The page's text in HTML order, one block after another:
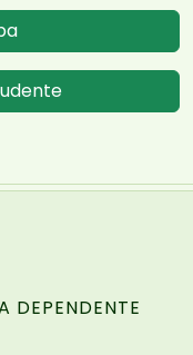
DEPENDENTE